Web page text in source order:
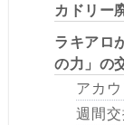
カドリー
ラキアロ
の力」の
アカ
週間